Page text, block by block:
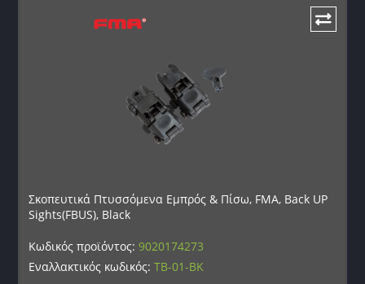
Σκοπευτικά Πτυσσόμενα Εμπρός & Πίσω, FMA, Back UP
Sights(FBUS), Black
Κωδικός προϊόντος:9020174273
Εναλλακτικός κωδικός:TB-01-BK